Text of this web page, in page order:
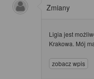
Zmiany
Ligia jest
Krakowa. Mój
zobacz wpis